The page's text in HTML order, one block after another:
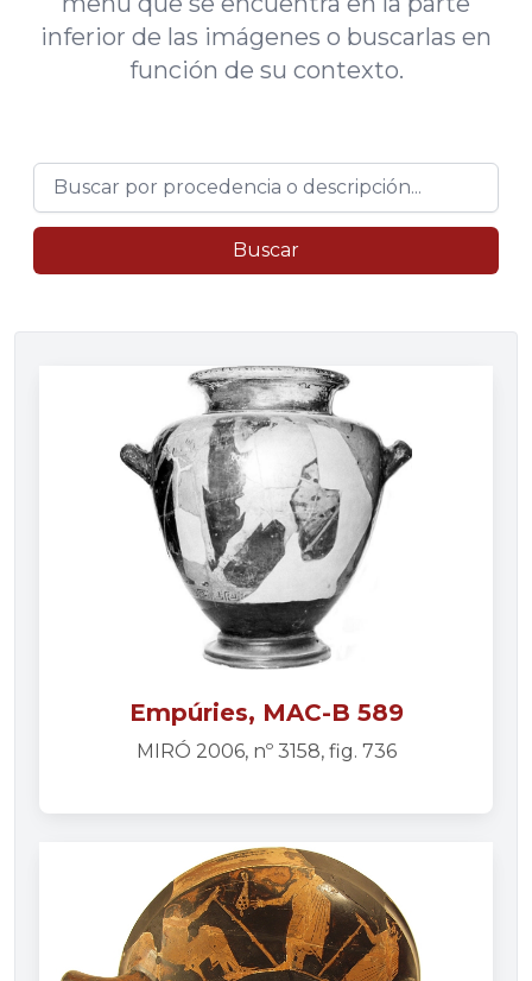
inferior de las imágenes o buscarlas en
función de su contexto.
Buscar
Empúries, MAC-B 589
MIRÓ 2006, nº 3158, fig. 736